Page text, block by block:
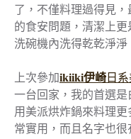
了，不僅料理過得見
的食安問題，清潔上
洗碗機內洗得乾乾淨淨
上次參加ikiiki伊崎 日
一台回家，我的首選
用美派烘炸鍋來料理
常實用，而且名字也很